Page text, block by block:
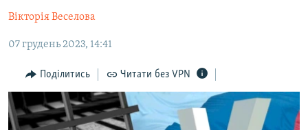
основної
навігації
Перейти
пошуку
БЛОГИ
ПОГЛЯД
ІНТЕРВ'Ю
ВСЕ ЗА ДЕНЬ
СПЕЦПРОЕКТИ
Вікторія Веселова
07 грудень 2023, 14:41
Поділитись Читати без VPN